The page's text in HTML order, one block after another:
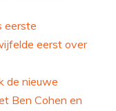
eerste
eerst over
de nieuwe
Ben Cohen en